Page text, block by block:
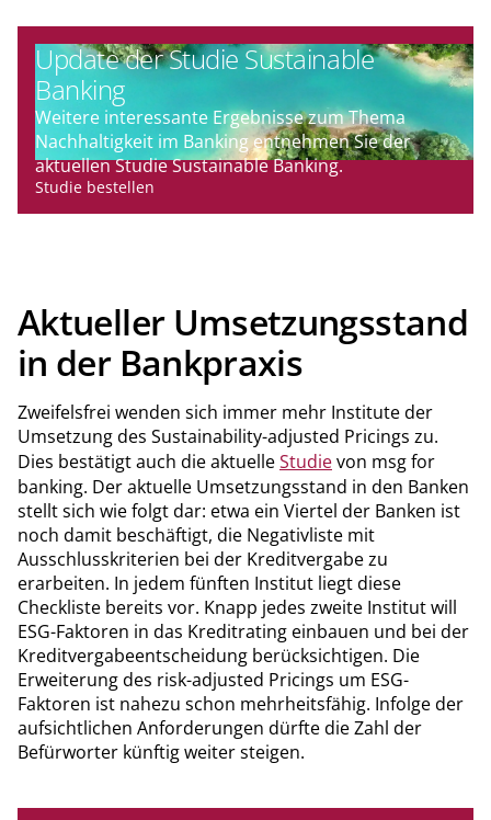
Update der Studie Sustainable
Banking
Weitere interessante Ergebnisse zum Thema
Nachhaltigkeit im Banking entnehmen Sie der
aktuellen Studie Sustainable Banking.
Studie bestellen
Aktueller Umsetzungsstand
in der Bankpraxis
Zweifelsfrei wenden sich immer mehr Institute der
Umsetzung des Sustainability-adjusted Pricings zu.
Dies bestätigt auch die aktuelleStudievon msg for
banking. Der aktuelle Umsetzungsstand in den Banken
stellt sich wie folgt dar: etwa ein Viertel der Banken ist
noch damit beschäftigt, die Negativliste mit
Ausschlusskriterien bei der Kreditvergabe zu
erarbeiten. In jedem fünften Institut liegt diese
Checkliste bereits vor. Knapp jedes zweite Institut will
ESG-Faktoren in das Kreditrating einbauen und bei der
Kreditvergabeentscheidung berücksichtigen. Die
Erweiterung des risk-adjusted Pricings um ESG-
Faktoren ist nahezu schon mehrheitsfähig. Infolge der
aufsichtlichen Anforderungen dürfte die Zahl der
Befürworter künftig weiter steigen.